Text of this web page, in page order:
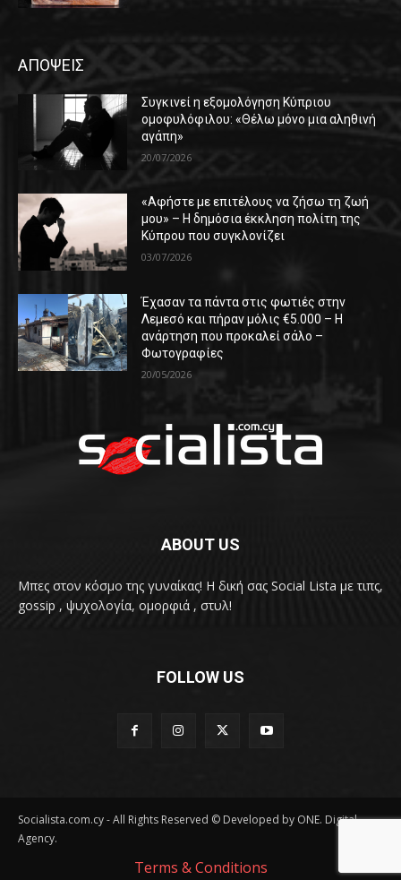
ΑΠΟΨΕΙΣ
Συγκινεί η εξομολόγηση Κύπριου
ομοφυλόφιλου: «Θέλω μόνο μια αληθινή
αγάπη»
20/07/2026
«Αφήστε με επιτέλους να ζήσω τη ζωή
μου» – Η δημόσια έκκληση πολίτη της
Κύπρου που συγκλονίζει
03/07/2026
Έχασαν τα πάντα στις φωτιές στην
Λεμεσό και πήραν μόλις €5.000 – Η
ανάρτηση που προκαλεί σάλο –
Φωτογραφίες
20/05/2026
ABOUT US
Μπες στον κόσμο της γυναίκας! H δική σας Social Lista με τιπς,
gossip , ψυχολογία, ομορφιά , στυλ!
FOLLOW US
Socialista.com.cy - All Rights Reserved © Developed by ONE. Digital
Agency.
Terms & Conditions